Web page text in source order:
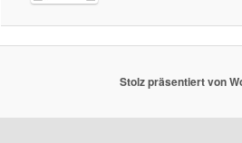
Stolz präsentiert von